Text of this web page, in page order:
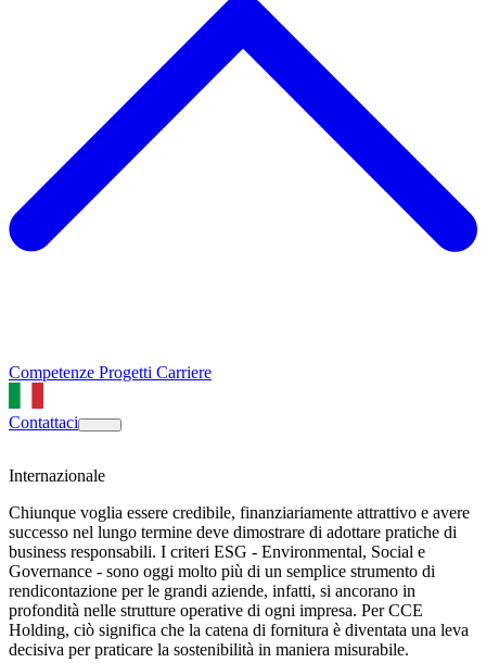
Competenze Progetti Carriere
Contattaci
Internazionale
Chiunque voglia essere credibile, finanziariamente attrattivo e avere
successo nel lungo termine deve dimostrare di adottare pratiche di
business responsabili. I criteri ESG - Environmental, Social e
Governance - sono oggi molto più di un semplice strumento di
rendicontazione per le grandi aziende, infatti, si ancorano in
profondità nelle strutture operative di ogni impresa. Per CCE
Holding, ciò significa che la catena di fornitura è diventata una leva
decisiva per praticare la sostenibilità in maniera misurabile.